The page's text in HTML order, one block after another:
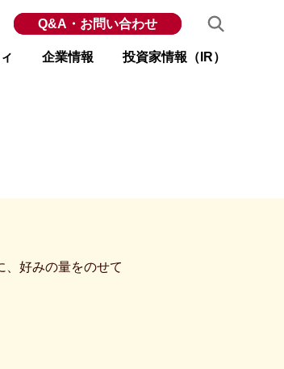
企業情報 投資家情報（IR）
Q&A・お問い合わせ
、好みの量をのせて